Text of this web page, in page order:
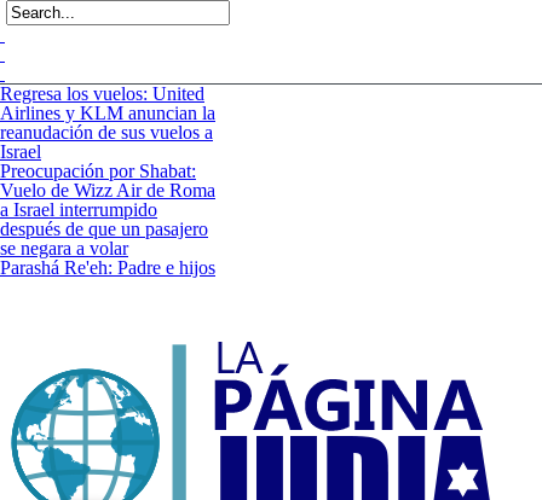
Regresa los vuelos: United
Airlines y KLM anuncian la
reanudación de sus vuelos a
Israel
Preocupación por Shabat:
Vuelo de Wizz Air de Roma
a Israel interrumpido
después de que un pasajero
se negara a volar
Parashá Re'eh: Padre e hijos